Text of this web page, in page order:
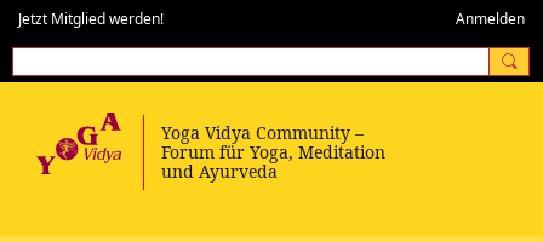
Jetzt Mitglied werden! Anmelden